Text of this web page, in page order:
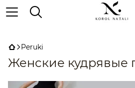
Peruki
Женские кудрявые